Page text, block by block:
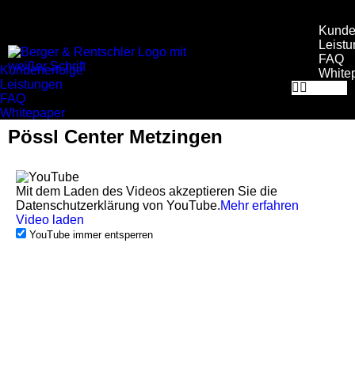
FAQ
Kundenerfolge
Leistungen
FAQ
Whitepaper
Pössl Center Metzingen
Mit dem Laden des Videos akzeptieren Sie die
Datenschutzerklärung von YouTube.Mehr erfahren
Video laden
YouTube immer entsperren